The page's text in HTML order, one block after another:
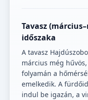
Tavasz
időszaka
A tavasz
március még
folyamán a
emelkedik. A
indul be igazán, a